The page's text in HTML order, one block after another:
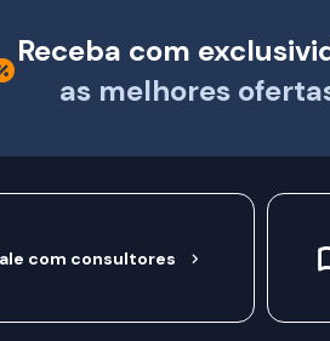
Receba com
as melhores
com consultores